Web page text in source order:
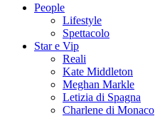
People
Lifestyle
Spettacolo
Star e Vip
Reali
Kate Middleton
Meghan Markle
Letizia di Spagna
Charlene di Monaco